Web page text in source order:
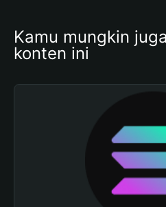
Kamu mungkin
konten ini